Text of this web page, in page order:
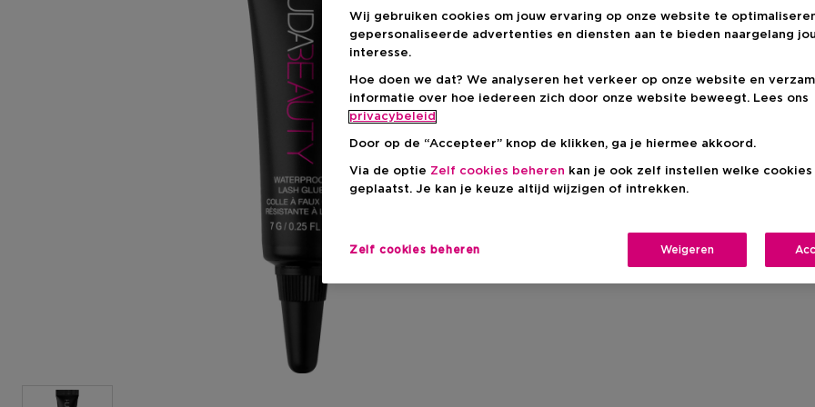
Levering aan huis
Ophalen in een
Ophalen in een winkel
Wij gebruiken cookies om jouw ervaring op onze website te
gepersonaliseerde advertenties en diensten aan te bieden naargelang
interesse.
Hoe doen we dat? We analyseren het verkeer op onze website en
informatie over hoe iedereen zich door onze website beweegt. Lees ons
privacybeleid
Door op de “Accepteer” knop de klikken, ga je hiermee akkoord.
Via de optie Zelf cookies beheren kan je ook zelf instellen welke cookies
geplaatst. Je kan je keuze altijd wijzigen of intrekken.
Zelf cookies beheren Weigeren